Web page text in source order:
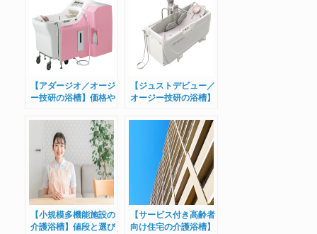
【アダージオ／オージ
ー技研の浴槽】価格や
【ジュストデビュー／
オージー技研の浴槽】
【小規模多機能施設の
介護浴槽】値段と選び
【サービス付き高齢者
向け住宅の介護浴槽】